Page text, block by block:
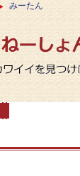
みーたん